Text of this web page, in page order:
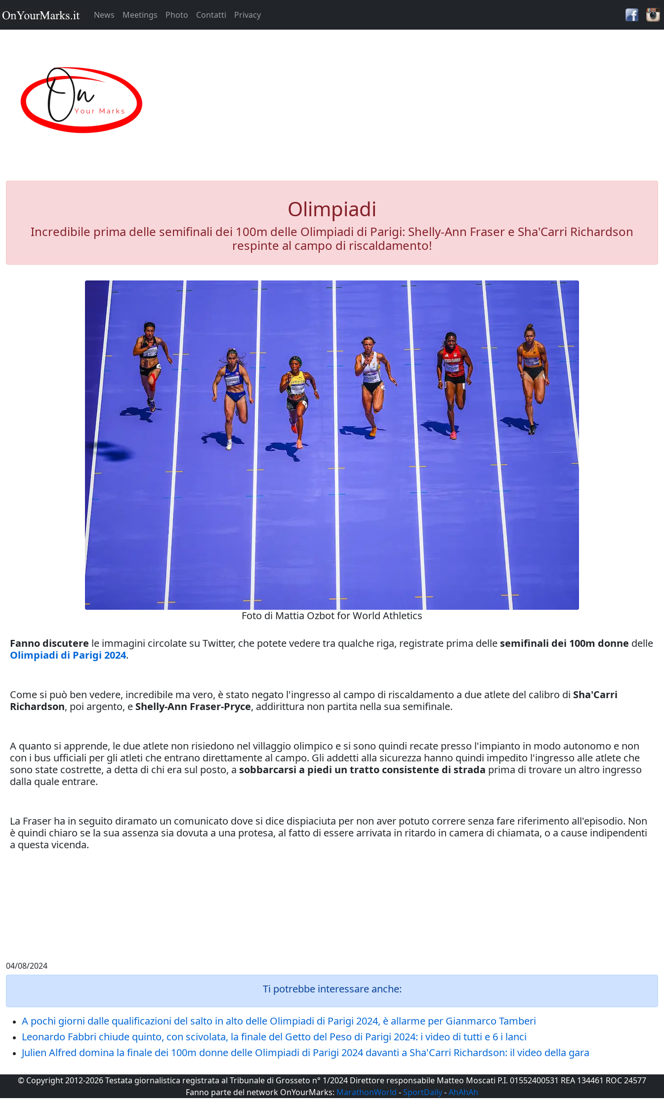
News Meetings Photo Contatti Privacy
Olimpiadi
Incredibile prima delle semifinali dei 100m delle Olimpiadi di Parigi: Shelly-Ann Fraser e Sha'Carri Richardson
respinte al campo di riscaldamento!
Foto di Mattia Ozbot for World Athletics
Fanno discutere le immagini circolate su Twitter, che potete vedere tra qualche riga, registrate prima delle semifinali dei 100m donne delle
Olimpiadi di Parigi 2024.
Come si può ben vedere, incredibile ma vero, è stato negato l'ingresso al campo di riscaldamento a due atlete del calibro di Sha'Carri
Richardson, poi argento, e Shelly-Ann Fraser-Pryce, addirittura non partita nella sua semifinale.
A quanto si apprende, le due atlete non risiedono nel villaggio olimpico e si sono quindi recate presso l'impianto in modo autonomo e non
con i bus ufficiali per gli atleti che entrano direttamente al campo. Gli addetti alla sicurezza hanno quindi impedito l'ingresso alle atlete che
sono state costrette, a detta di chi era sul posto, a sobbarcarsi a piedi un tratto consistente di strada prima di trovare un altro ingresso
dalla quale entrare.
La Fraser ha in seguito diramato un comunicato dove si dice dispiaciuta per non aver potuto correre senza fare riferimento all'episodio. Non
è quindi chiaro se la sua assenza sia dovuta a una protesa, al fatto di essere arrivata in ritardo in camera di chiamata, o a cause indipendenti
a questa vicenda.
04/08/2024
Ti potrebbe interessare anche:
A pochi giorni dalle qualificazioni del salto in alto delle Olimpiadi di Parigi 2024, è allarme per Gianmarco Tamberi
Leonardo Fabbri chiude quinto, con scivolata, la finale del Getto del Peso di Parigi 2024: i video di tutti e 6 i lanci
Julien Alfred domina la finale dei 100m donne delle Olimpiadi di Parigi 2024 davanti a Sha'Carri Richardson: il video della gara
© Copyright 2012-2026 Testata giornalistica registrata al Tribunale di Grosseto n° 1/2024 Direttore responsabile Matteo Moscati P.I. 01552400531 REA 134461 ROC 24577
Fanno parte del network OnYourMarks: MarathonWorld -SportDaily-AhAhAh